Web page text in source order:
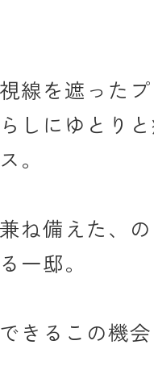
線を遮った
しにゆとり
。
ね備えた、
一邸。
きるこの機